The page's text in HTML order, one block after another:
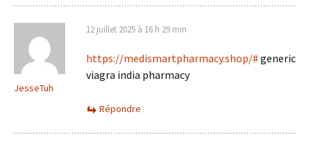
JesseTuh
12 juillet 2025 à 16 h 29 min
https://medismartpharmacy.shop/#generic
viagra india pharmacy
Répondre